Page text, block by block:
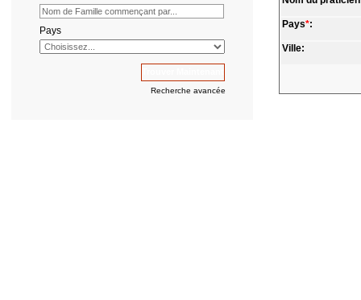
Pays
Recherche avancée
Pays*:
Ville: